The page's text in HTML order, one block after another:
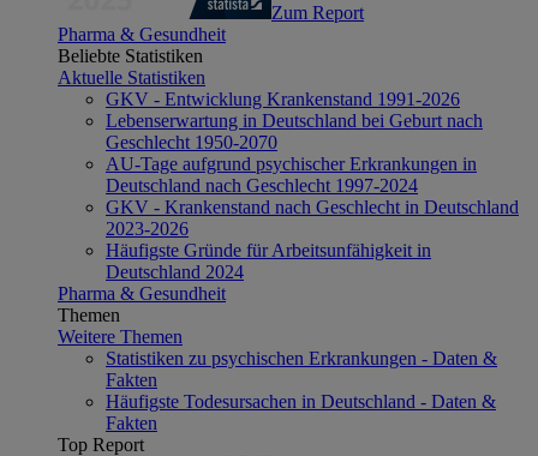
Zum Report
Pharma & Gesundheit
Beliebte Statistiken
Aktuelle Statistiken
GKV - Entwicklung Krankenstand 1991-2026
Lebenserwartung in Deutschland bei Geburt nach
Geschlecht 1950-2070
AU-Tage aufgrund psychischer Erkrankungen in
Deutschland nach Geschlecht 1997-2024
GKV - Krankenstand nach Geschlecht in Deutschland
2023-2026
Häufigste Gründe für Arbeitsunfähigkeit in
Deutschland 2024
Pharma & Gesundheit
Themen
Weitere Themen
Statistiken zu psychischen Erkrankungen - Daten &
Fakten
Häufigste Todesursachen in Deutschland - Daten &
Fakten
Top Report